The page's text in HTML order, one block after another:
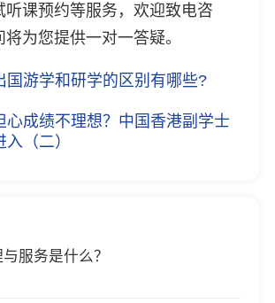
听课预约等服务，欢迎致电咨
为您提供一对一答疑。
国游学和研学的区别有哪些?
心成绩不理想？中国香港副学士
（二）
服务是什么？